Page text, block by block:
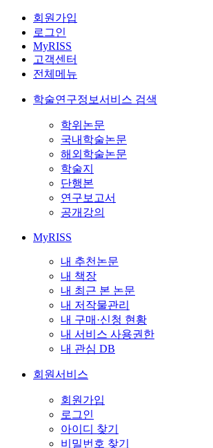
회원가입
로그인
MyRISS
고객센터
전체메뉴
학술연구정보서비스 검색
학위논문
국내학술논문
해외학술논문
학술지
단행본
연구보고서
공개강의
MyRISS
내 추천논문
내 책장
내 최근 본 논문
내 저작물관리
내 구매·신청 현황
내 서비스 사용권한
내 관심 DB
회원서비스
회원가입
로그인
아이디 찾기
비밀번호 찾기